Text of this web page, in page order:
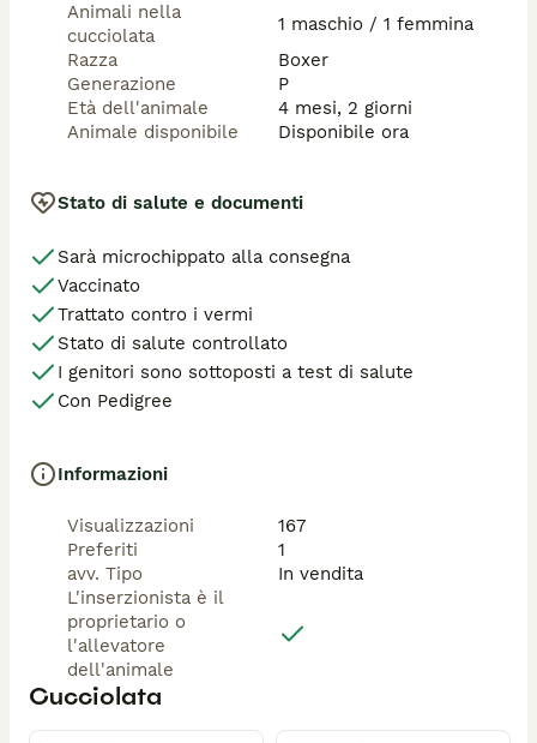
Animali nella
cucciolata
1 maschio / 1 femmina
Razza
Boxer
Generazione
P
Età dell'animale
4 mesi, 2 giorni
Animale disponibile
Disponibile ora
Stato di salute e documenti
Sarà microchippato alla consegna
Vaccinato
Trattato contro i vermi
Stato di salute controllato
I genitori sono sottoposti a test di salute
Con Pedigree
Informazioni
Visualizzazioni
167
Preferiti
1
avv. Tipo
In vendita
L'inserzionista è il
proprietario o
l'allevatore
dell'animale
Cucciolata